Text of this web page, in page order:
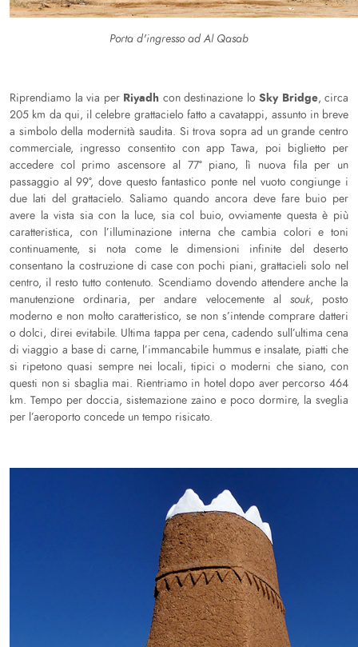
Porta d'ingresso ad Al Qasab
Riprendiamo la via per Riyadh con destinazione lo Sky Bridge, circa
205 km da qui, il celebre grattacielo fatto a cavatappi, assunto in breve
a simbolo della modernità saudita. Si trova sopra ad un grande centro
commerciale, ingresso consentito con app Tawa, poi biglietto per
accedere col primo ascensore al 77° piano, lì nuova fila per un
passaggio al 99°, dove questo fantastico ponte nel vuoto congiunge i
due lati del grattacielo. Saliamo quando ancora deve fare buio per
avere la vista sia con la luce, sia col buio, ovviamente questa è più
caratteristica, con l’illuminazione interna che cambia colori e toni
continuamente, si nota come le dimensioni infinite del deserto
consentano la costruzione di case con pochi piani, grattacieli solo nel
centro, il resto tutto contenuto. Scendiamo dovendo attendere anche la
manutenzione ordinaria, per andare velocemente al souk, posto
moderno e non molto caratteristico, se non s’intende comprare datteri
o dolci, direi evitabile. Ultima tappa per cena, cadendo sull’ultima cena
di viaggio a base di carne, l’immancabile hummus e insalate, piatti che
si ripetono quasi sempre nei locali, tipici o moderni che siano, con
questi non si sbaglia mai. Rientriamo in hotel dopo aver percorso 464
km. Tempo per doccia, sistemazione zaino e poco dormire, la sveglia
per l’aeroporto concede un tempo risicato.